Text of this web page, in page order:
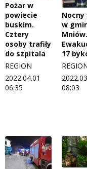
Pożar w
powiecie
buskim.
Cztery
osoby trafiły
do szpitala
REGION
2022.04.01
06:35
Nocny
w
Mniów.
17
08:03